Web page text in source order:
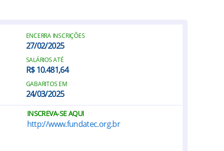
ENCERRA INSCRIÇÕES
27/02/2025
SALÁRIOS ATÉ
R$ 10.481,64
GABARITOS EM
24/03/2025
INSCREVA-SE AQUI
http://www.fundatec.org.br